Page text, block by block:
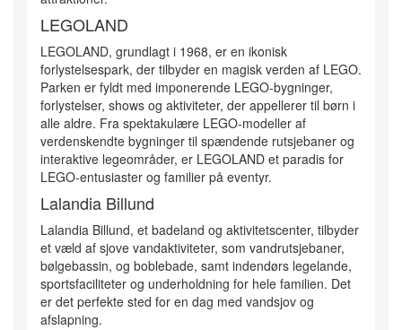
LEGOLAND
LEGOLAND, grundlagt i 1968, er en ikonisk
forlystelsespark, der tilbyder en magisk verden af LEGO.
Parken er fyldt med imponerende LEGO-bygninger,
forlystelser, shows og aktiviteter, der appellerer til børn i
alle aldre. Fra spektakulære LEGO-modeller af
verdenskendte bygninger til spændende rutsjebaner og
interaktive legeområder, er LEGOLAND et paradis for
LEGO-entusiaster og familier på eventyr.
Lalandia Billund
Lalandia Billund, et badeland og aktivitetscenter, tilbyder
et væld af sjove vandaktiviteter, som vandrutsjebaner,
bølgebassin, og boblebade, samt indendørs legelande,
sportsfaciliteter og underholdning for hele familien. Det
er det perfekte sted for en dag med vandsjov og
afslapning.